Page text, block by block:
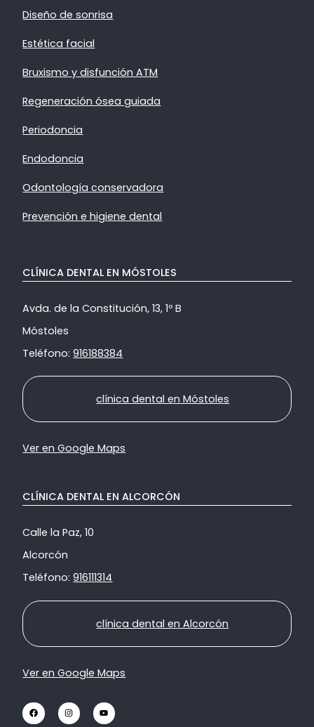
Diseño de sonrisa
Estética facial
Bruxismo y disfunción ATM
Regeneración ósea guiada
Periodoncia
Endodoncia
Odontología conservadora
Prevención e higiene dental
CLÍNICA DENTAL EN MÓSTOLES
Avda. de la Constitución, 13, 1º B
Móstoles
Teléfono:916188384
Ir a nuestraclínica dental en Móstoles
Ver en Google Maps
CLÍNICA DENTAL EN ALCORCÓN
Calle la Paz, 10
Alcorcón
Teléfono:916111314
Ir a nuestraclínica dental en Alcorcón
Ver en Google Maps